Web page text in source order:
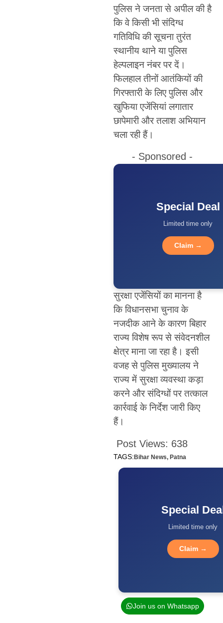
पुलिस ने जनता से अपील की है
कि वे किसी भी संदिग्ध
गतिविधि की सूचना तुरंत
स्थानीय थाने या पुलिस
हेल्पलाइन नंबर पर दें।
फिलहाल तीनों आतंकियों की
गिरफ्तारी के लिए पुलिस और
खुफिया एजेंसियां लगातार
छापेमारी और तलाश अभियान
चला रही हैं।
- Sponsored -
Special Deal
Limited time only
Claim →
सुरक्षा एजेंसियों का मानना है
कि विधानसभा चुनाव के
नजदीक आने के कारण बिहार
राज्य विशेष रूप से संवेदनशील
क्षेत्र माना जा रहा है। इसी
वजह से पुलिस मुख्यालय ने
राज्य में सुरक्षा व्यवस्था कड़ा
करने और संदिग्धों पर तत्काल
कार्रवाई के निर्देश जारी किए
हैं।
Post Views: 638
TAGS:Bihar News, Patna
Special
Limited time only
Claim →
Join us on Whatsapp